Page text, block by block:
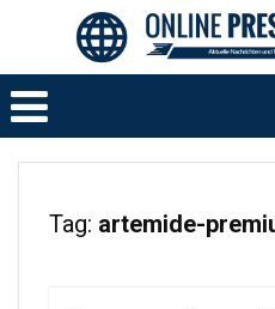
Tag: artemide-